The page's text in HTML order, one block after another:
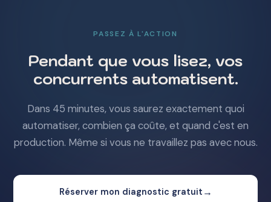
PASSEZ À L'ACTION
Pendant que vous lisez, vos
concurrents automatisent.
Dans 45 minutes, vous saurez exactement quoi
automatiser, combien ça coûte, et quand c'est en
production. Même si vous ne travaillez pas avec nous.
Réserver mon diagnostic gratuit →